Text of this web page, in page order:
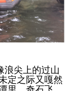
尖上的过山
定之际又嘎然